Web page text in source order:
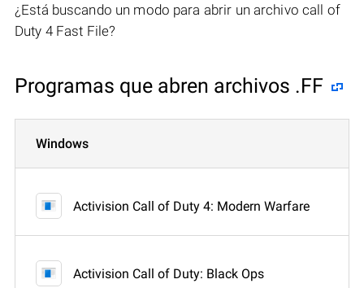
¿Está buscando un modo para abrir un archivo call of
Duty 4 Fast File?
Programas que abren archivos .FF
Windows
Activision Call of Duty 4: Modern Warfare
Activision Call of Duty: Black Ops